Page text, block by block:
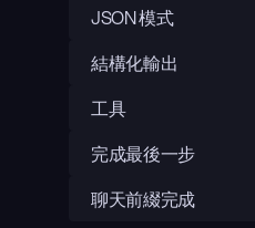
JSON 模式
結構化輸出
工具
完成最後一步
聊天前綴完成